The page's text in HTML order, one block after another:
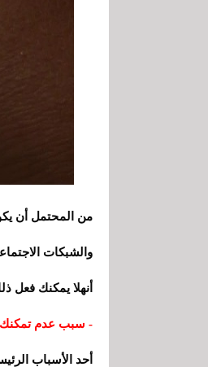
والشبكات
أنهلا يمكنك فعل
- سبب عدم
أحد الأسباب